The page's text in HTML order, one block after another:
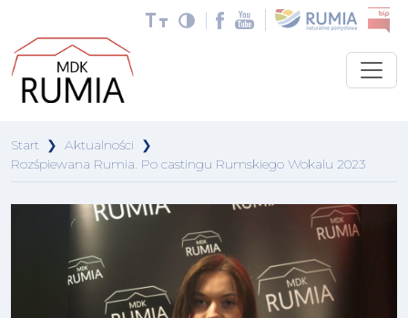
Start ❯ Aktualności
❯
Rozśpiewana Rumia. Po castingu Rumskiego Wokalu 2023